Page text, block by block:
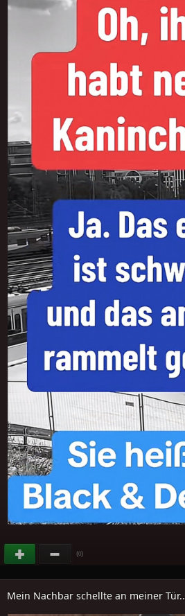
(0)
Mein Nachbar schellte an meiner Tür..